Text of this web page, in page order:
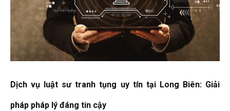
Dịch vụ luật sư tranh tụng uy tín tại Long Biên: Giải
pháp pháp lý đáng tin cậy